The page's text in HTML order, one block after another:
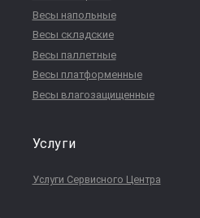
Весы напольные
Весы складские
Весы паллетные
Весы платформенные
Весы влагозащищенные
Услуги
Услуги Сервисного Центра